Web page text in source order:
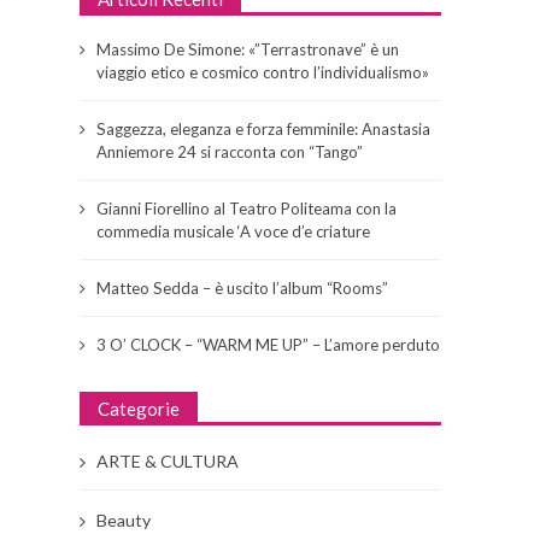
Massimo De Simone: «”Terrastronave” è un
viaggio etico e cosmico contro l’individualismo»
Saggezza, eleganza e forza femminile: Anastasia
Anniemore 24 si racconta con “Tango”
Gianni Fiorellino al Teatro Politeama con la
commedia musicale ‘A voce d’e criature
Matteo Sedda – è uscito l’album “Rooms”
3 O’ CLOCK – “WARM ME UP” – L’amore perduto
Categorie
ARTE & CULTURA
Beauty